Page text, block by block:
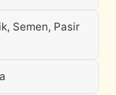
Semen, Pasir